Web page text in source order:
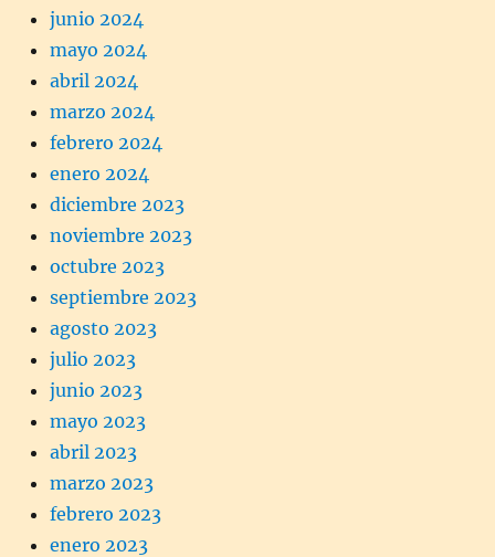
junio 2024
mayo 2024
abril 2024
marzo 2024
febrero 2024
enero 2024
diciembre 2023
noviembre 2023
octubre 2023
septiembre 2023
agosto 2023
julio 2023
junio 2023
mayo 2023
abril 2023
marzo 2023
febrero 2023
enero 2023